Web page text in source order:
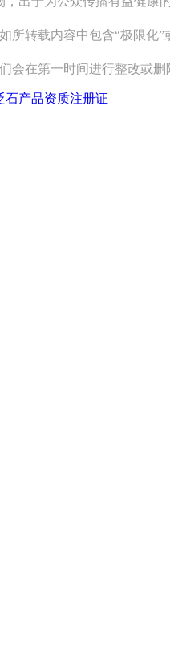
转载内容中包含“极限
会在第一时间进行整改或删
石产品资质注册证